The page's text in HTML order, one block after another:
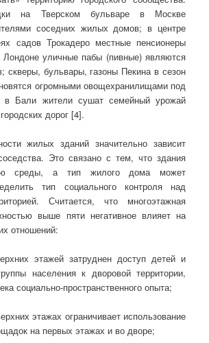
на Тверском бульваре в Москве
соседних жилых домов; в центре
садов Трокадеро местные пенсионеры
уличные пабы (пивные) являются
скверы, бульвары, газоны Пекина в сезон
огромными овощехранилищами под
в Бали жители сушат семейный урожай
дорог [4].
жилых зданий значительно зависит
Это связано с тем, что здания
среды, а тип жилого дома может
тип социального контроля над
Считается, что многоэтажная
выше пяти негативное влияет на
отношений:
этажей затруднен доступ детей и
населения к дворовой территории,
социально-пространственного опыта;
этажах ограничивает использование
на первых этажах и во дворе;